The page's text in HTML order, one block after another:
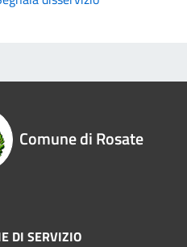
Comune di Rosate
DI SERVIZIO